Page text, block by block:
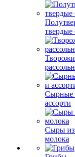
Сырные
ассорти
Сыры из
молока